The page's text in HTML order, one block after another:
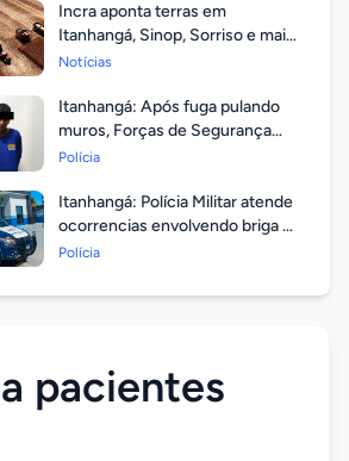
Incra aponta terras em
Itanhangá, Sinop, Sorriso e mais
14 entre as com maior
Notícias
Itanhangá: Após fuga pulando
muros, Forças de Segurança
prendem homem com mandato
Polícia
Itanhangá: Polícia Militar atende
ocorrencias envolvendo briga de
casais durante feriado
Polícia
pacientes